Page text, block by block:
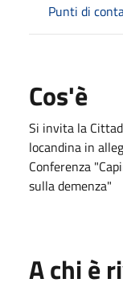
Punti di
Cos'è
Si invita la
locandina in
Conferenza
sulla demenza"
A chi è